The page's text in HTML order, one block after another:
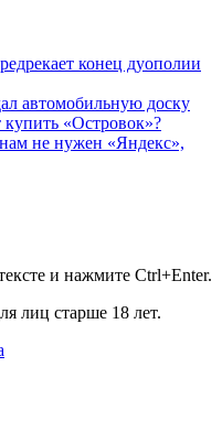
конец дуополии
автомобильную доску
«Островок»?
не нужен «Яндекс»,
и нажмите Ctrl+Enter.
лиц старше 18 лет.